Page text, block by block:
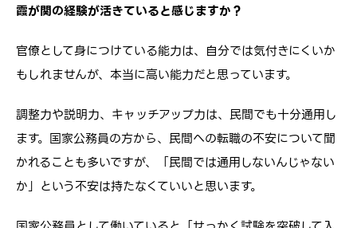
霞が関の経験が活きていると感じますか？
官僚として身につけている能力は、自分では気付きにくいか
もしれませんが、本当に高い能力だと思っています。
調整力や説明力、キャッチアップ力は、民間でも十分通用し
ます。国家公務員の方から、民間への転職の不安について聞
かれることも多いですが、「民間では通用しないんじゃない
か」という不安は持たなくていいと思います。